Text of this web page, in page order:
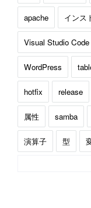
apache インス
Visual Studio Code
WordPress
hotfix release
属性 samba
演算子 型